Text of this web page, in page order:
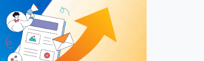
見活動 關於我們